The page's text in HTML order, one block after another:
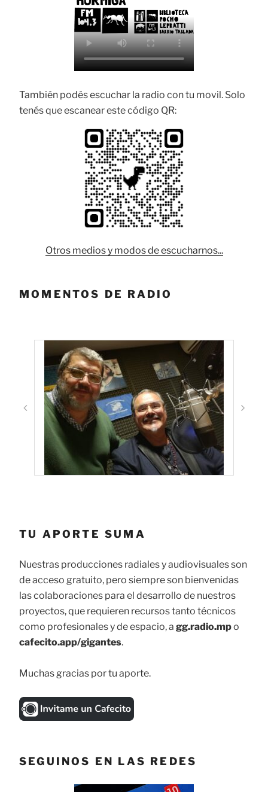
También podés escuchar la radio con tu movil. Solo
tenés que escanear este código QR:
Otros medios y modos de escucharnos...
MOMENTOS DE RADIO
TU APORTE SUMA
Nuestras producciones radiales y audiovisuales son
de acceso gratuito, pero siempre son bienvenidas
las colaboraciones para el desarrollo de nuestros
proyectos, que requieren recursos tanto técnicos
como profesionales y de espacio, a gg.radio.mpo
cafecito.app/gigantes.
Muchas gracias por tu aporte.
SEGUINOS EN LAS REDES